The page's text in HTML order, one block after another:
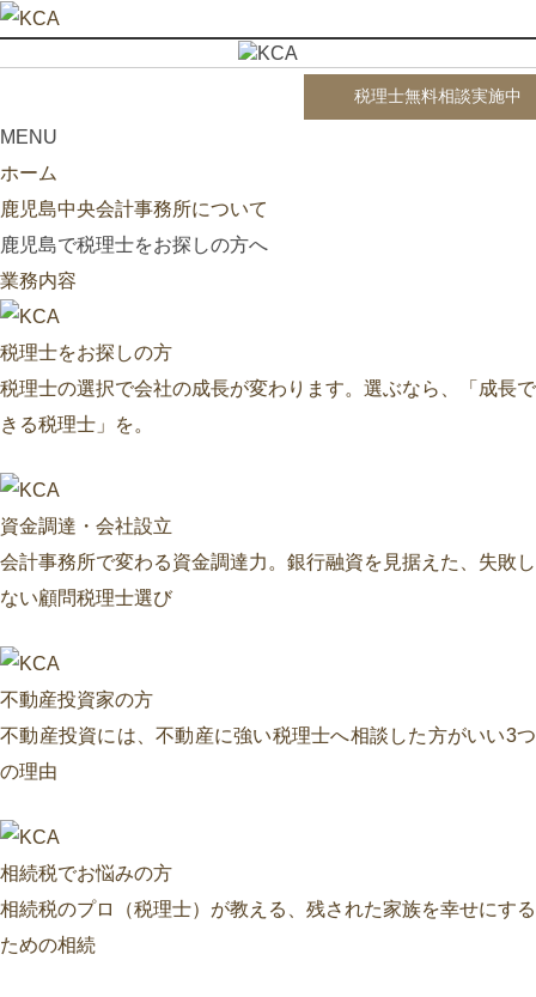
税理士無料相談実施中
MENU
ホーム
鹿児島中央会計事務所について
鹿児島で税理士をお探しの方へ
業務内容
税理士をお探しの方
税理士の選択で会社の成長が変わります。選ぶなら、「成長で
きる税理士」を。
資金調達・会社設立
会計事務所で変わる資金調達力。銀行融資を見据えた、失敗し
ない顧問税理士選び
不動産投資家の方
不動産投資には、不動産に強い税理士へ相談した方がいい3つ
の理由
相続税でお悩みの方
相続税のプロ（税理士）が教える、残された家族を幸せにする
ための相続